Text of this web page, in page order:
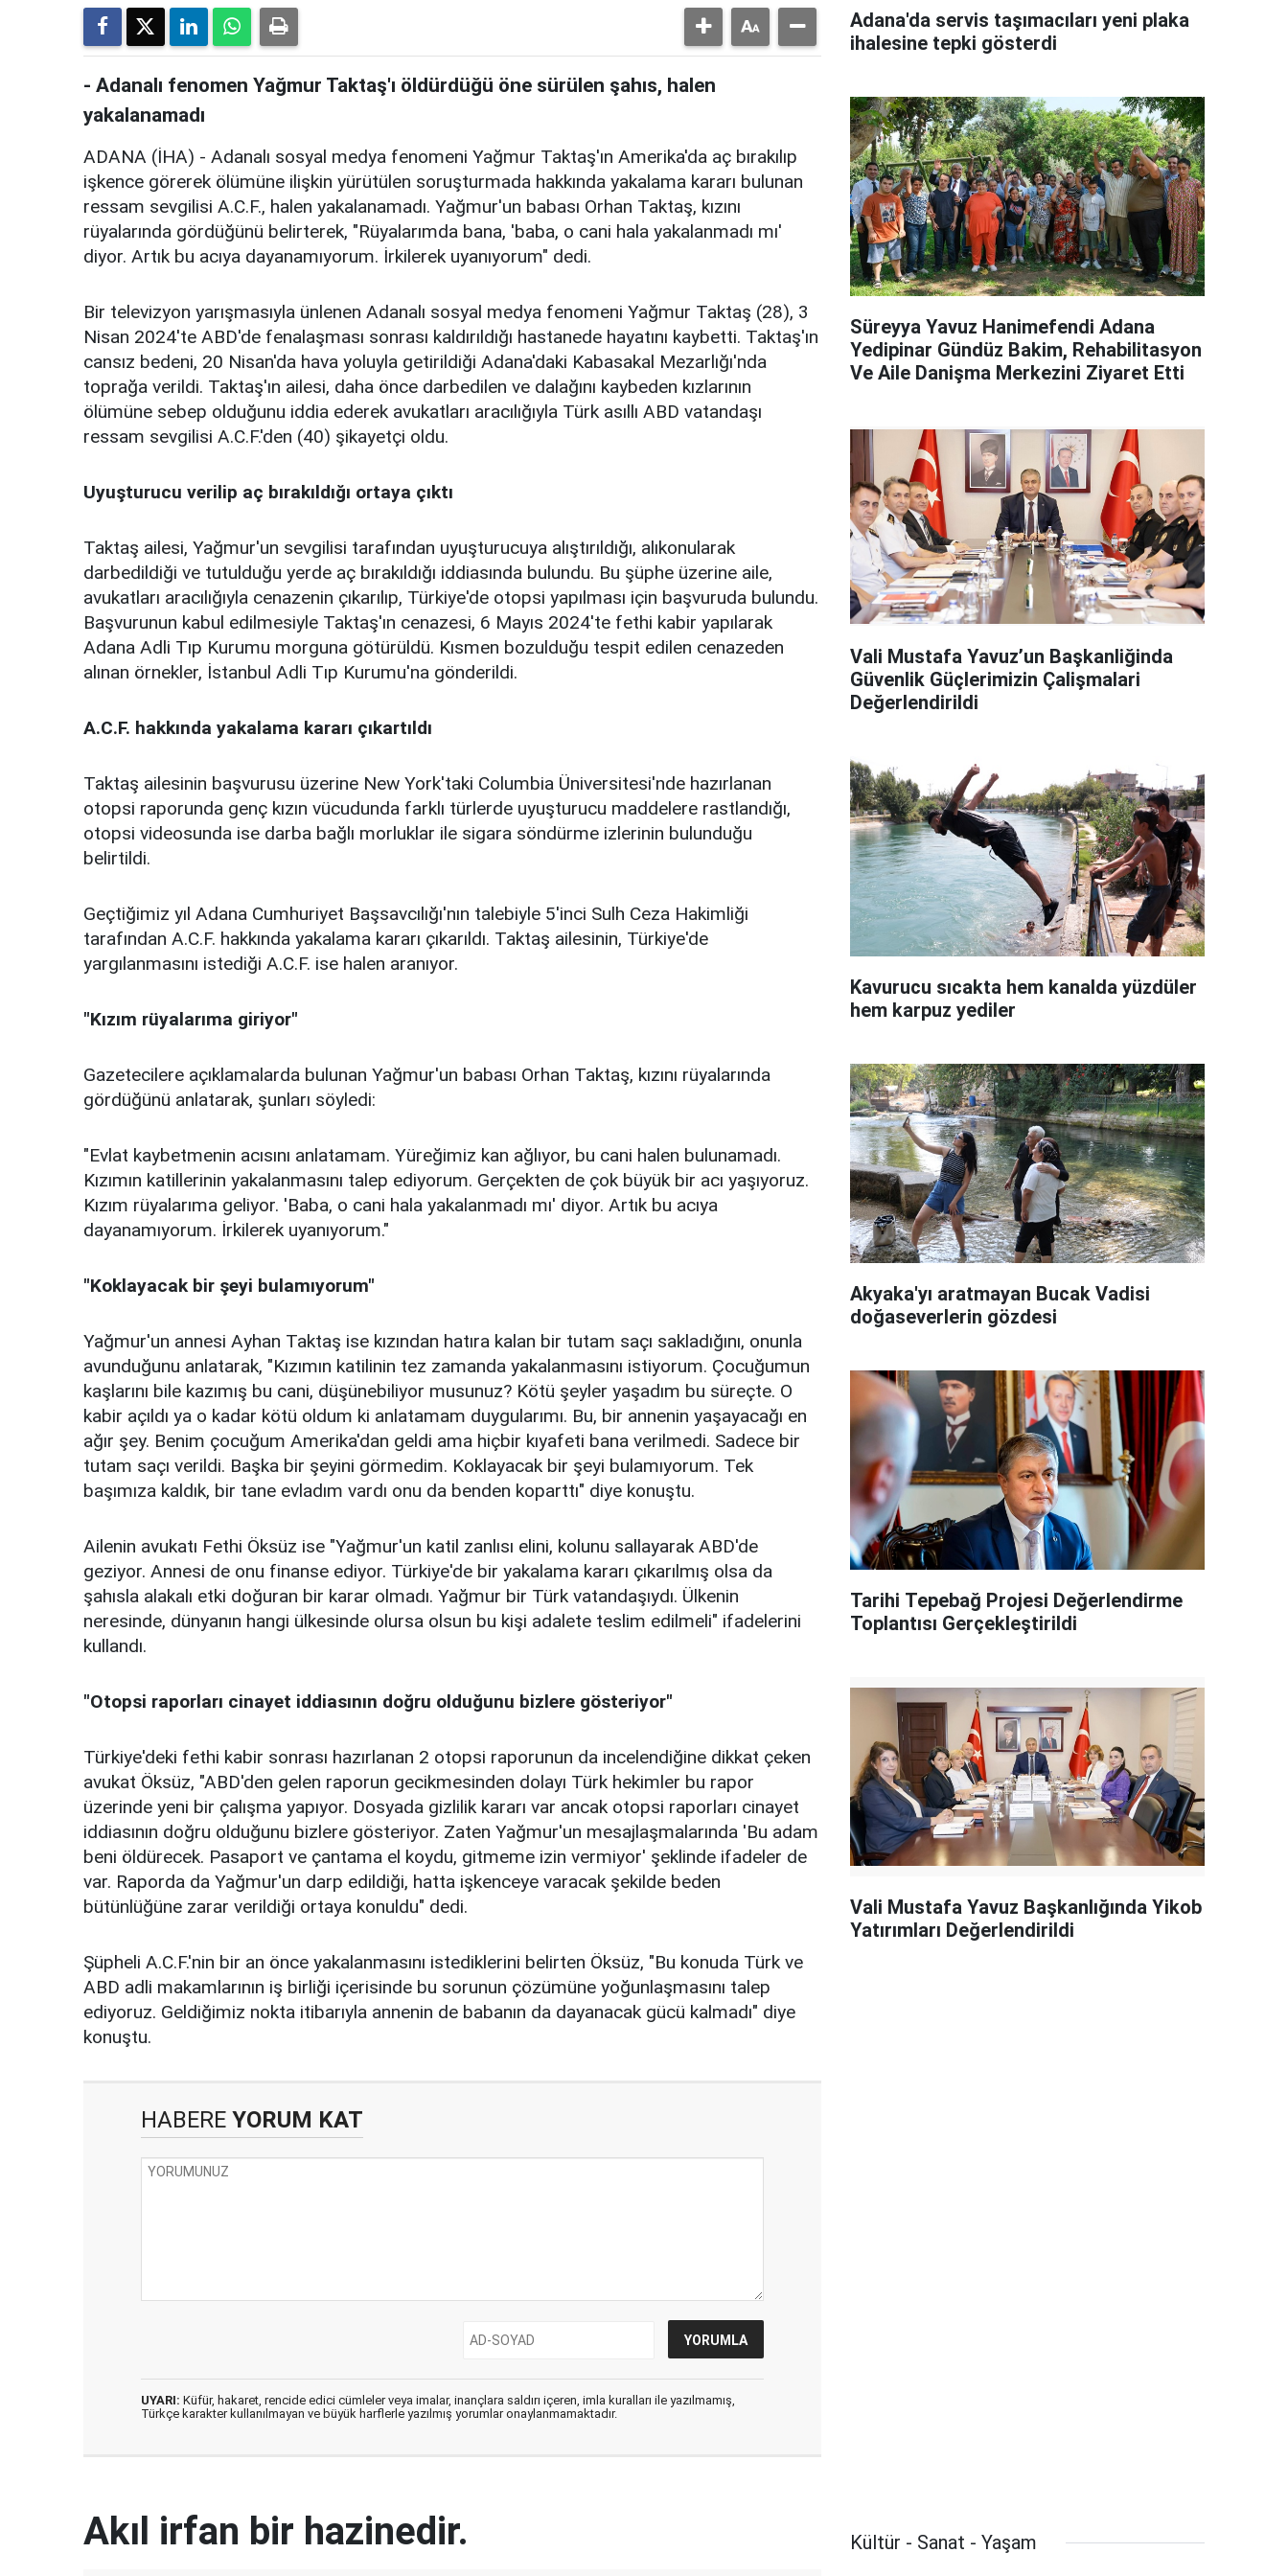
- Adanalı fenomen Yağmur Taktaş'ı öldürdüğü öne sürülen şahıs, halen
yakalanamadı
ADANA (İHA) - Adanalı sosyal medya fenomeni Yağmur Taktaş'ın Amerika'da aç bırakılıp
işkence görerek ölümüne ilişkin yürütülen soruşturmada hakkında yakalama kararı bulunan
ressam sevgilisi A.C.F., halen yakalanamadı. Yağmur'un babası Orhan Taktaş, kızını
rüyalarında gördüğünü belirterek, "Rüyalarımda bana, 'baba, o cani hala yakalanmadı mı'
diyor. Artık bu acıya dayanamıyorum. İrkilerek uyanıyorum" dedi.
Bir televizyon yarışmasıyla ünlenen Adanalı sosyal medya fenomeni Yağmur Taktaş (28), 3
Nisan 2024'te ABD'de fenalaşması sonrası kaldırıldığı hastanede hayatını kaybetti. Taktaş'ın
cansız bedeni, 20 Nisan'da hava yoluyla getirildiği Adana'daki Kabasakal Mezarlığı'nda
toprağa verildi. Taktaş'ın ailesi, daha önce darbedilen ve dalağını kaybeden kızlarının
ölümüne sebep olduğunu iddia ederek avukatları aracılığıyla Türk asıllı ABD vatandaşı
ressam sevgilisi A.C.F.'den (40) şikayetçi oldu.
Uyuşturucu verilip aç bırakıldığı ortaya çıktı
Taktaş ailesi, Yağmur'un sevgilisi tarafından uyuşturucuya alıştırıldığı, alıkonularak
darbedildiği ve tutulduğu yerde aç bırakıldığı iddiasında bulundu. Bu şüphe üzerine aile,
avukatları aracılığıyla cenazenin çıkarılıp, Türkiye'de otopsi yapılması için başvuruda bulundu.
Başvurunun kabul edilmesiyle Taktaş'ın cenazesi, 6 Mayıs 2024'te fethi kabir yapılarak
Adana Adli Tıp Kurumu morguna götürüldü. Kısmen bozulduğu tespit edilen cenazeden
alınan örnekler, İstanbul Adli Tıp Kurumu'na gönderildi.
A.C.F. hakkında yakalama kararı çıkartıldı
Taktaş ailesinin başvurusu üzerine New York'taki Columbia Üniversitesi'nde hazırlanan
otopsi raporunda genç kızın vücudunda farklı türlerde uyuşturucu maddelere rastlandığı,
otopsi videosunda ise darba bağlı morluklar ile sigara söndürme izlerinin bulunduğu
belirtildi.
Geçtiğimiz yıl Adana Cumhuriyet Başsavcılığı'nın talebiyle 5'inci Sulh Ceza Hakimliği
tarafından A.C.F. hakkında yakalama kararı çıkarıldı. Taktaş ailesinin, Türkiye'de
yargılanmasını istediği A.C.F. ise halen aranıyor.
"Kızım rüyalarıma giriyor"
Gazetecilere açıklamalarda bulunan Yağmur'un babası Orhan Taktaş, kızını rüyalarında
gördüğünü anlatarak, şunları söyledi:
"Evlat kaybetmenin acısını anlatamam. Yüreğimiz kan ağlıyor, bu cani halen bulunamadı.
Kızımın katillerinin yakalanmasını talep ediyorum. Gerçekten de çok büyük bir acı yaşıyoruz.
Kızım rüyalarıma geliyor. 'Baba, o cani hala yakalanmadı mı' diyor. Artık bu acıya
dayanamıyorum. İrkilerek uyanıyorum."
"Koklayacak bir şeyi bulamıyorum"
Yağmur'un annesi Ayhan Taktaş ise kızından hatıra kalan bir tutam saçı sakladığını, onunla
avunduğunu anlatarak, "Kızımın katilinin tez zamanda yakalanmasını istiyorum. Çocuğumun
kaşlarını bile kazımış bu cani, düşünebiliyor musunuz? Kötü şeyler yaşadım bu süreçte. O
kabir açıldı ya o kadar kötü oldum ki anlatamam duygularımı. Bu, bir annenin yaşayacağı en
ağır şey. Benim çocuğum Amerika'dan geldi ama hiçbir kıyafeti bana verilmedi. Sadece bir
tutam saçı verildi. Başka bir şeyini görmedim. Koklayacak bir şeyi bulamıyorum. Tek
başımıza kaldık, bir tane evladım vardı onu da benden koparttı" diye konuştu.
Ailenin avukatı Fethi Öksüz ise "Yağmur'un katil zanlısı elini, kolunu sallayarak ABD'de
geziyor. Annesi de onu finanse ediyor. Türkiye'de bir yakalama kararı çıkarılmış olsa da
şahısla alakalı etki doğuran bir karar olmadı. Yağmur bir Türk vatandaşıydı. Ülkenin
neresinde, dünyanın hangi ülkesinde olursa olsun bu kişi adalete teslim edilmeli" ifadelerini
kullandı.
"Otopsi raporları cinayet iddiasının doğru olduğunu bizlere gösteriyor"
Türkiye'deki fethi kabir sonrası hazırlanan 2 otopsi raporunun da incelendiğine dikkat çeken
avukat Öksüz, "ABD'den gelen raporun gecikmesinden dolayı Türk hekimler bu rapor
üzerinde yeni bir çalışma yapıyor. Dosyada gizlilik kararı var ancak otopsi raporları cinayet
iddiasının doğru olduğunu bizlere gösteriyor. Zaten Yağmur'un mesajlaşmalarında 'Bu adam
beni öldürecek. Pasaport ve çantama el koydu, gitmeme izin vermiyor' şeklinde ifadeler de
var. Raporda da Yağmur'un darp edildiği, hatta işkenceye varacak şekilde beden
bütünlüğüne zarar verildiği ortaya konuldu" dedi.
Şüpheli A.C.F.'nin bir an önce yakalanmasını istediklerini belirten Öksüz, "Bu konuda Türk ve
ABD adli makamlarının iş birliği içerisinde bu sorunun çözümüne yoğunlaşmasını talep
ediyoruz. Geldiğimiz nokta itibarıyla annenin de babanın da dayanacak gücü kalmadı" diye
konuştu.
HABERE YORUM KAT
UYARI: Küfür, hakaret, rencide edici cümleler veya imalar, inançlara saldırı içeren, imla kuralları ile yazılmamış,
Türkçe karakter kullanılmayan ve büyük harflerle yazılmış yorumlar onaylanmamaktadır.
Adana'da servis taşımacıları yeni plaka
ihalesine tepki gösterdi
Süreyya Yavuz Hanimefendi Adana
Yedipinar Gündüz Bakim, Rehabilitasyon
Ve Aile Danişma Merkezini Ziyaret Etti
Vali Mustafa Yavuz’un Başkanliğinda
Güvenlik Güçlerimizin Çalişmalari
Değerlendirildi
Kavurucu sıcakta hem kanalda yüzdüler
hem karpuz yediler
Akyaka'yı aratmayan Bucak Vadisi
doğaseverlerin gözdesi
Tarihi Tepebağ Projesi Değerlendirme
Toplantısı Gerçekleştirildi
Vali Mustafa Yavuz Başkanlığında Yikob
Yatırımları Değerlendirildi
Akıl irfan bir hazinedir. Kültür - Sanat - Yaşam